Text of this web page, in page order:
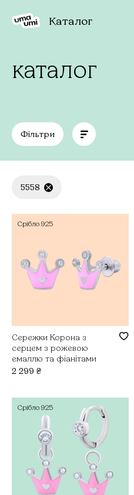
Каталог
каталог
Фільтри
5558
Срібло 925
Сережки Корона з
серцем з рожевою
емаллю та фіанітами
2 299 ₴
Срібло 925